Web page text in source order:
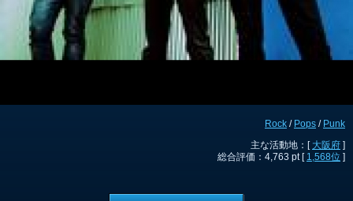
Rock / Pops / Punk
主な活動地：[ 大阪府 ]
総合評価：4,763 pt [ 1,568位 ]